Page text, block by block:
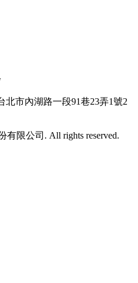
北市內湖路一段91巷23弄1號2
有限公司. All rights reserved.